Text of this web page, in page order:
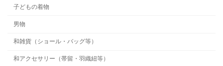
子どもの着物
男物
和雑貨（ショール・バッグ等）
和アクセサリー（帯留・羽織紐等）